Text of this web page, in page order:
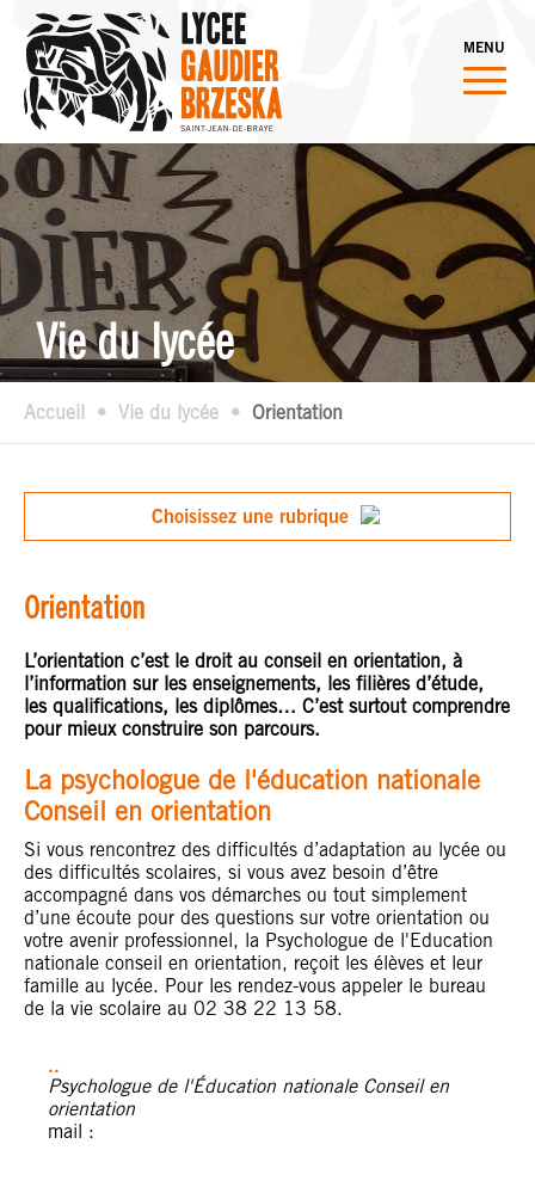
MENU
Vie du lycée
Accueil Vie du lycée Orientation
Orientation
L’orientation c’est le droit au conseil en orientation, à
l’information sur les enseignements, les filières d’étude,
les qualifications, les diplômes… C’est surtout comprendre
pour mieux construire son parcours.
La psychologue de l'éducation nationale
Conseil en orientation
Si vous rencontrez des difficultés d’adaptation au lycée ou
des difficultés scolaires, si vous avez besoin d’être
accompagné dans vos démarches ou tout simplement
d’une écoute pour des questions sur votre orientation ou
votre avenir professionnel, la Psychologue de l'Education
nationale conseil en orientation, reçoit les élèves et leur
famille au lycée. Pour les rendez-vous appeler le bureau
de la vie scolaire au 02 38 22 13 58.
..
Psychologue de l'Éducation nationale Conseil en
orientation
mail :
Choisissez une rubrique